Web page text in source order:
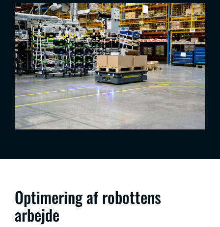
Optimering af robottens
arbejde